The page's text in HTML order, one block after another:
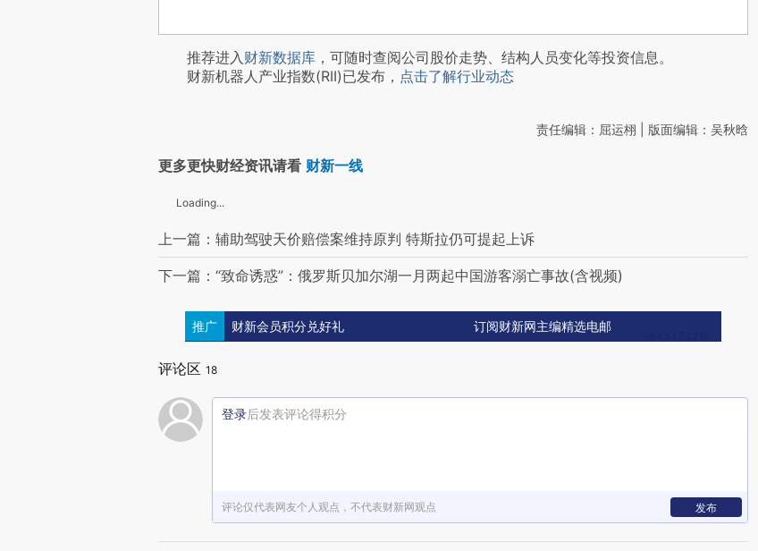
推荐进入财新数据库 ，可随时查阅公司股价走势、结构人员变化等投资信息。
财新机器人产业指数(RII)已发布， 点击了解行业动态
责任编辑：屈运栩 | 版面编辑：吴秋晗
更多更快财经资讯请看 财新一线
Loading...
上一篇：辅助驾驶天价赔偿案维持原判 特斯拉仍可提起上诉
下一篇：“致命诱惑”：俄罗斯贝加尔湖一月两起中国游客溺亡事故(含视频)
推广 财新会员积分兑好礼 订阅财新网主编精选电邮
评论区 18
登录后发表评论得积分
评论仅代表网友个人观点，不代表财新网观点 发布